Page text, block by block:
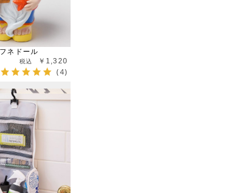
ネドール
￥1,320
(4)